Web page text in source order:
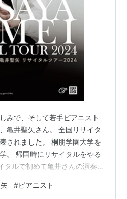
みで、そして若手ピアニスト
亀井聖矢さん。 全国リサイタ
されました。 桐朋学園大学を
。 帰国時にリサイタルをやる
タルで初めて亀井さんの演奏を
い。 そんな時、親友N子が以
#ピアニスト